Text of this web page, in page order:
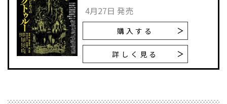
4月27日 発売
購入する
詳しく見る